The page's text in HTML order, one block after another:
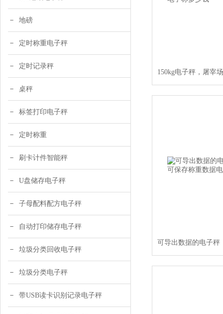
地磅
定时称重电子秤
定时记录秤
桌秤
标签打印电子秤
定时称重
刷卡计件智能秤
U盘储存电子秤
子母配料配方电子秤
自动打印储存电子秤
垃圾分类回收电子秤
垃圾分类电子秤
带USB读卡识别记录电子秤